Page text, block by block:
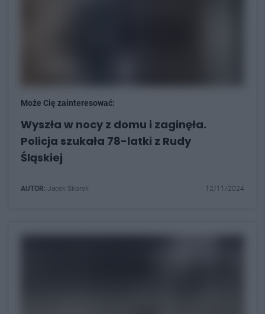
Może Cię zainteresować:
Wyszła w nocy z domu i zaginęła.
Policja szukała 78-latki z Rudy
Śląskiej
AUTOR: Jacek Skorek 12/11/2024